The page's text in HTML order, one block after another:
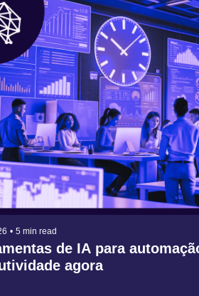
• 5 min read
de IA para
agora